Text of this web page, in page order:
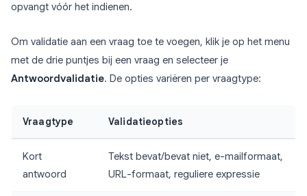
opvangt vóór het indienen.
Om validatie aan een vraag toe te voegen, klik je op het menu
met de drie puntjes bij een vraag en selecteer je
Antwoordvalidatie. De opties variëren per vraagtype:
Vraagtype Validatieopties
Kort
antwoord
Tekst bevat/bevat niet, e-mailformaat,
URL-formaat, reguliere expressie